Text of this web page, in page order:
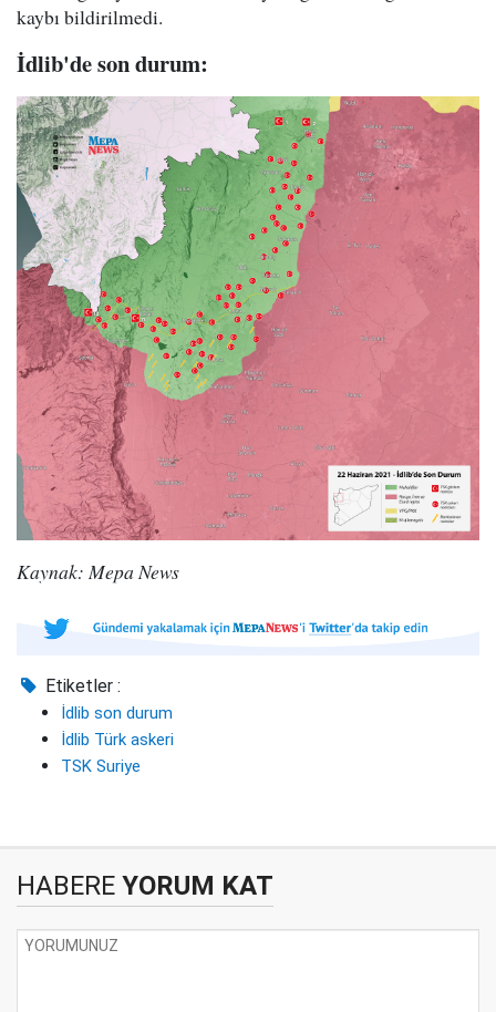
kaybı bildirilmedi.
İdlib'de son durum:
Kaynak: Mepa News
Etiketler :
İdlib son durum
İdlib Türk askeri
TSK Suriye
HABERE YORUM KAT